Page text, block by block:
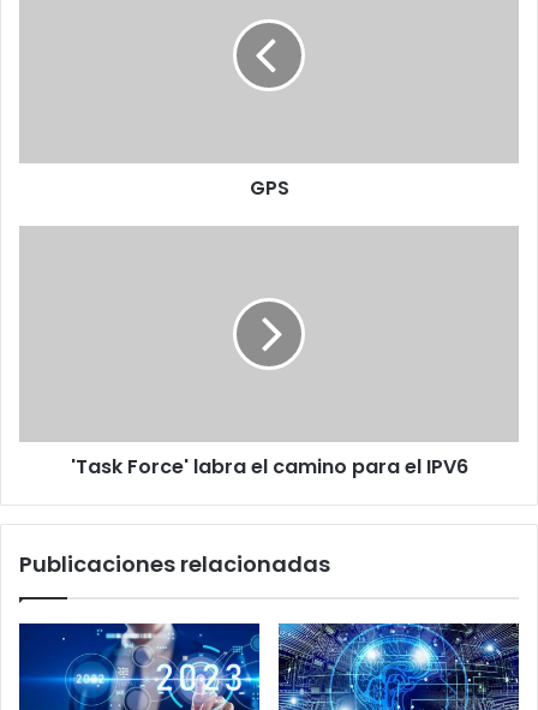
GPS
'Task Force' labra el camino para el IPV6
Publicaciones relacionadas